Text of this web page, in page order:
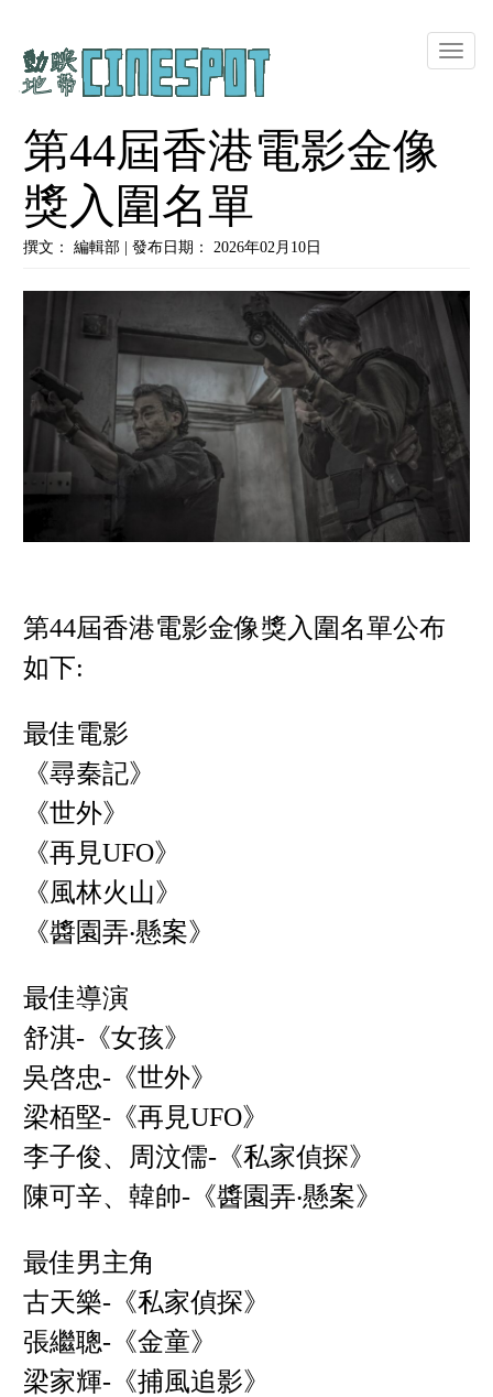
Toggle
第44屆香港電影金像
獎入圍名單
撰文： 編輯部 | 發布日期： 2026年02月10日
第44屆香港電影金像獎入圍名單公布
如下:
最佳電影
《尋秦記》
《世外》
《再見UFO》
《風林火山》
《醬園弄‧懸案》
最佳導演
舒淇-《女孩》
吳啓忠-《世外》
梁栢堅-《再見UFO》
李子俊、周汶儒-《私家偵探》
陳可辛、韓帥-《醬園弄‧懸案》
最佳男主角
古天樂-《私家偵探》
張繼聰-《金童》
梁家輝-《捕風追影》